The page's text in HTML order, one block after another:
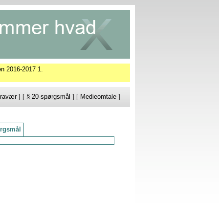
2016-2017 1.
] [ § 20-spørgsmål ] [ Medieomtale ]